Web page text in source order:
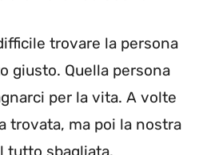
trovare la persona
giusto. Quella persona
per la vita. A volte
trovata, ma poi la nostra